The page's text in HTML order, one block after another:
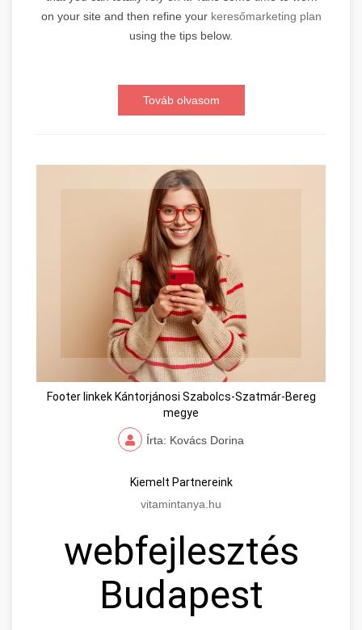
on your site and then refine your keresőmarketing plan
using the tips below.
Továb olvasom
Footer linkek Kántorjánosi Szabolcs-Szatmár-Bereg
megye
Írta: Kovács Dorina
Kiemelt Partnereink
vitamintanya.hu
webfejlesztés
Budapest